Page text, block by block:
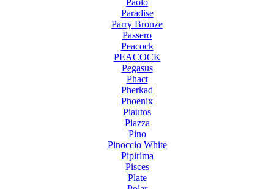
Paradise
Parry Bronze
Passero
Peacock
PEACOCK
Pegasus
Phact
Pherkad
Phoenix
Piautos
Piazza
Pino
Pinoccio White
Pipirima
Pisces
Plate